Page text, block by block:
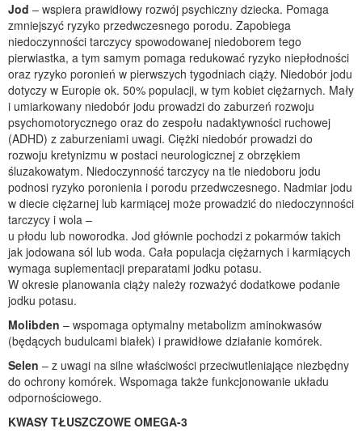
Jod – wspiera prawidłowy rozwój psychiczny dziecka. Pomaga
zmniejszyć ryzyko przedwczesnego porodu. Zapobiega
niedoczynności tarczycy spowodowanej niedoborem tego
pierwiastka, a tym samym pomaga redukować ryzyko niepłodności
oraz ryzyko poronień w pierwszych tygodniach ciąży. Niedobór jodu
dotyczy w Europie ok. 50% populacji, w tym kobiet ciężarnych. Mały
i umiarkowany niedobór jodu prowadzi do zaburzeń rozwoju
psychomotorycznego oraz do zespołu nadaktywności ruchowej
(ADHD) z zaburzeniami uwagi. Ciężki niedobór prowadzi do
rozwoju kretynizmu w postaci neurologicznej z obrzękiem
śluzakowatym. Niedoczynność tarczycy na tle niedoboru jodu
podnosi ryzyko poronienia i porodu przedwczesnego. Nadmiar jodu
w diecie ciężarnej lub karmiącej może prowadzić do niedoczynności
tarczycy i wola –
u płodu lub noworodka. Jod głównie pochodzi z pokarmów takich
jak jodowana sól lub woda. Cała populacja ciężarnych i karmiących
wymaga suplementacji preparatami jodku potasu.
W okresie planowania ciąży należy rozważyć dodatkowe podanie
jodku potasu.
Molibden – wspomaga optymalny metabolizm aminokwasów
(będących budulcami białek) i prawidłowe działanie komórek.
Selen – z uwagi na silne właściwości przeciwutleniające niezbędny
do ochrony komórek. Wspomaga także funkcjonowanie układu
odpornościowego.
KWASY TŁUSZCZOWE OMEGA-3